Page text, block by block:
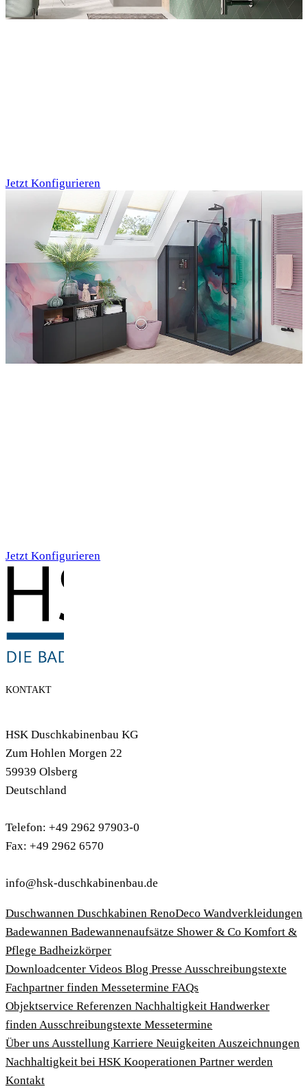
Jetzt Konfigurieren
Jetzt Konfigurieren
KONTAKT
HSK Duschkabinenbau KG
Zum Hohlen Morgen 22
59939 Olsberg
Deutschland
Telefon: +49 2962 97903-0
Fax: +49 2962 6570
info@hsk-duschkabinenbau.de
Duschwannen Duschkabinen RenoDeco Wandverkleidungen
Badewannen Badewannenaufsätze Shower & Co Komfort &
Pflege Badheizkörper
Download­center Videos Blog Presse Ausschreibungstexte
Fachpartner finden Messetermine FAQs
Objektservice Referenzen Nachhaltigkeit Handwerker
findenAusschreibungstexte Messetermine
Über uns Ausstellung Karriere NeuigkeitenAuszeichnungen
Nachhaltigkeit bei HSK Kooperationen Partner werden
Kontakt